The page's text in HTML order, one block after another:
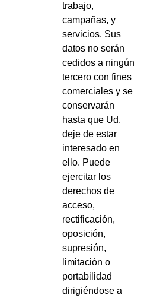
trabajo,
campañas, y
servicios. Sus
datos no serán
cedidos a ningún
tercero con fines
comerciales y se
conservarán
hasta que Ud.
deje de estar
interesado en
ello. Puede
ejercitar los
derechos de
acceso,
rectificación,
oposición,
supresión,
limitación o
portabilidad
dirigiéndose a